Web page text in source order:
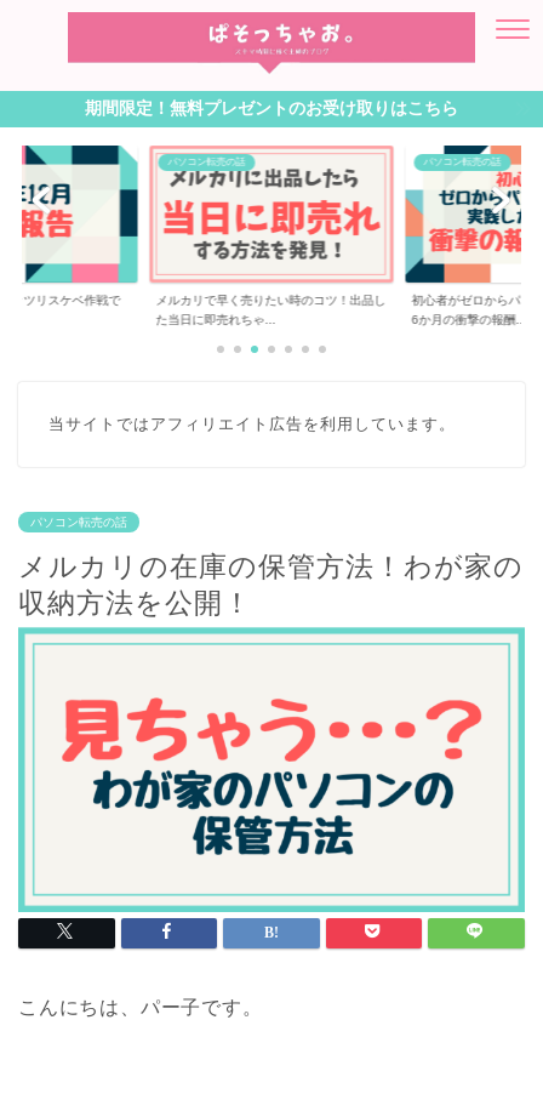
期間限定！無料プレゼントのお受け取りはこちら
ッツリスケベ作戦で
パソコン転売の話
メルカリで早く売りたい時のコツ！出品し
た当日に即売れちゃ...
パソコン転売の話
初心者がゼロからパソ
6か月の衝撃の報酬...
当サイトではアフィリエイト広告を利用しています。
パソコン転売の話
メルカリの在庫の保管方法！わが家の
収納方法を公開！
こんにちは、パー子です。